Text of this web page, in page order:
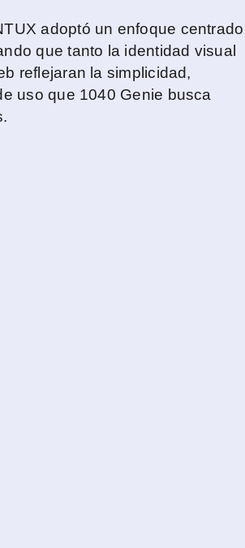
adoptó un enfoque centrado
que tanto la identidad visual
reflejaran la simplicidad,
uso que 1040 Genie busca